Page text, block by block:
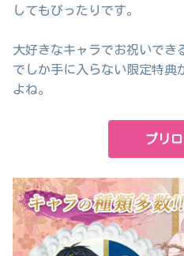
してもぴったりです。
大好きなキャラでお祝いでき
でしか手に入らない限定特典
よね。
プリ